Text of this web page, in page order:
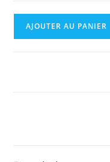
AJOUTER AU PANIER